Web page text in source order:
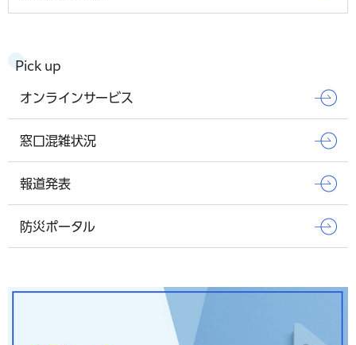
Pick up
オンラインサービス
窓口混雑状況
報道発表
防災ポータル